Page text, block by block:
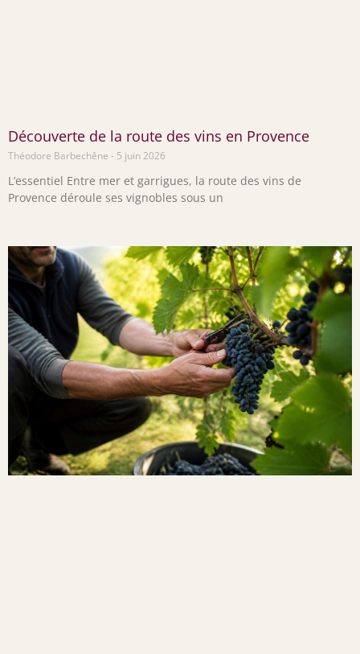
Découverte de la route des vins en Provence
Théodore Barbechêne 5 juin 2026
L’essentiel Entre mer et garrigues, la route des vins de
Provence déroule ses vignobles sous un